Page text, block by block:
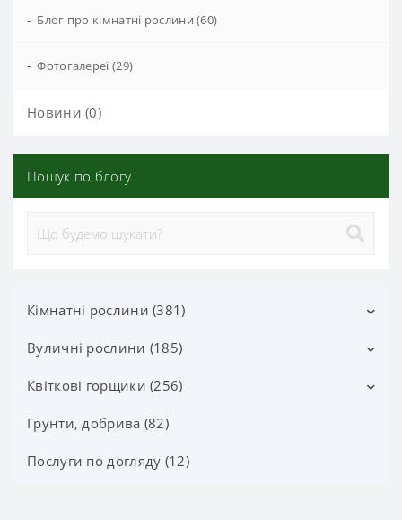
- Блог про кімнатні рослини (60)
- Фотогалереї (29)
Новини (0)
Пошук по блогу
Кімнатні рослини (381)
Декоративно-листяні (113)
Квітучі (37)
Орхідеї фаленопсис (70)
Орхідеї (24)
Вуличні рослини (185)
Листяні чагарники (25)
Квітучі чагарники (52)
Хвойні дерева і чагарники (60)
Квіткові горщики (256)
Горщики Лечуза, Аксесуари (87)
Керамічні горщики (91)
Грунти, добрива (82)
Послуги по догляду (12)